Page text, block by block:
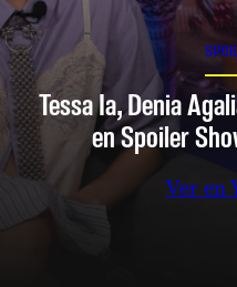
Tessa Ia, Denia
en Spoiler
Ver en